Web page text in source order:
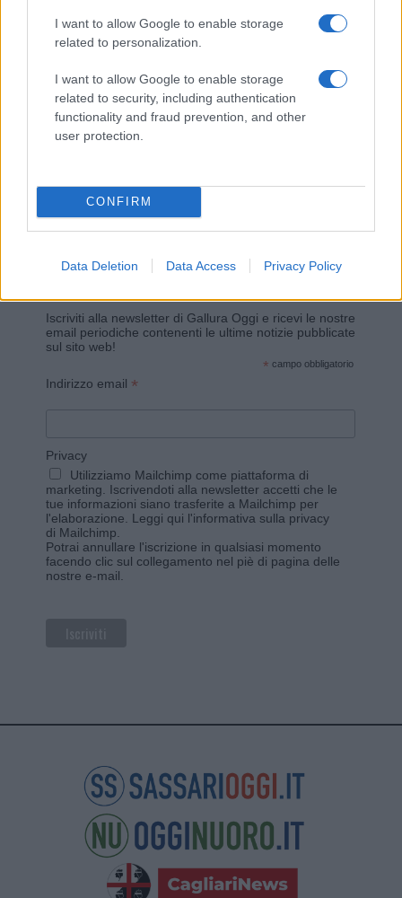
I want to allow Google to enable storage
related to personalization.
I want to allow Google to enable storage
related to security, including authentication
functionality and fraud prevention, and other
user protection.
CONFIRM
Data Deletion Data Access Privacy Policy
Iscriviti alla newsletter di Gallura Oggi e ricevi le nostre
email periodiche contenenti le ultime notizie pubblicate
sul sito web!
* campo obbligatorio
Indirizzo email *
Privacy
Utilizziamo Mailchimp come piattaforma di
marketing. Iscrivendoti alla newsletter accetti che le
tue informazioni siano trasferite a Mailchimp per
l'elaborazione. Leggi qui l'informativa sulla privacy
di Mailchimp
Potrai annullare l'iscrizione in qualsiasi momento
facendo clic sul collegamento nel piè di pagina delle
nostre e-mail.